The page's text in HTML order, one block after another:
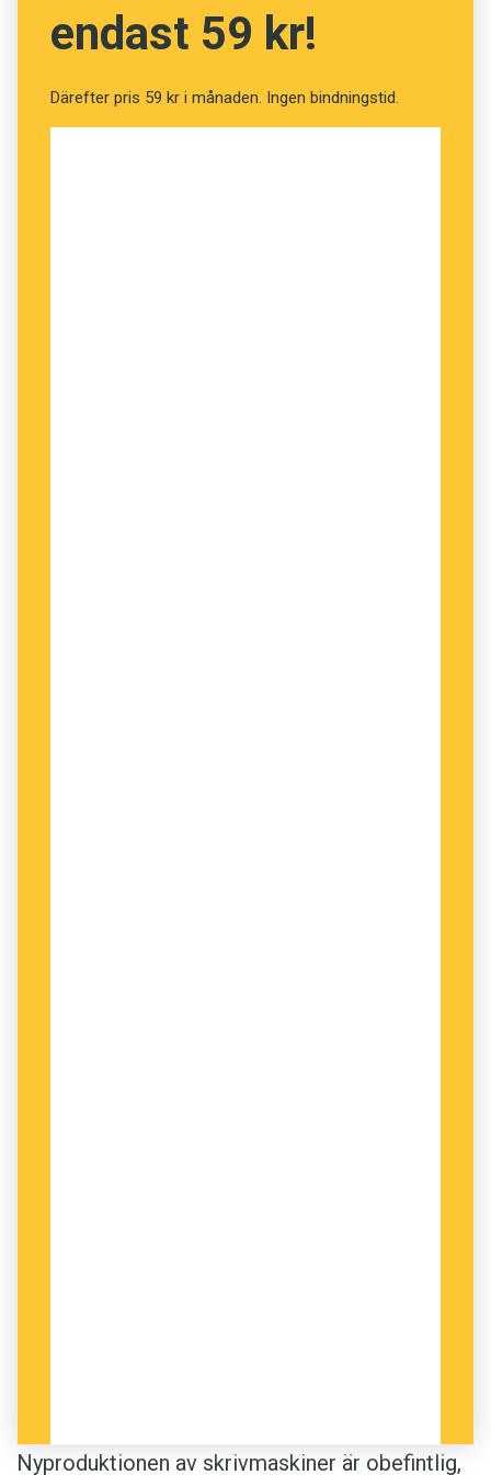
minska mängden elektroniska dokument.
endast 59 kr!
Därefter pris 59 kr i månaden. Ingen bindningstid.
Nyproduktionen av skrivmaskiner är obefintlig,